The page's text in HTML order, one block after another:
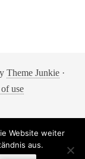
Theme Junkie ·
use
Website weiter
aus.